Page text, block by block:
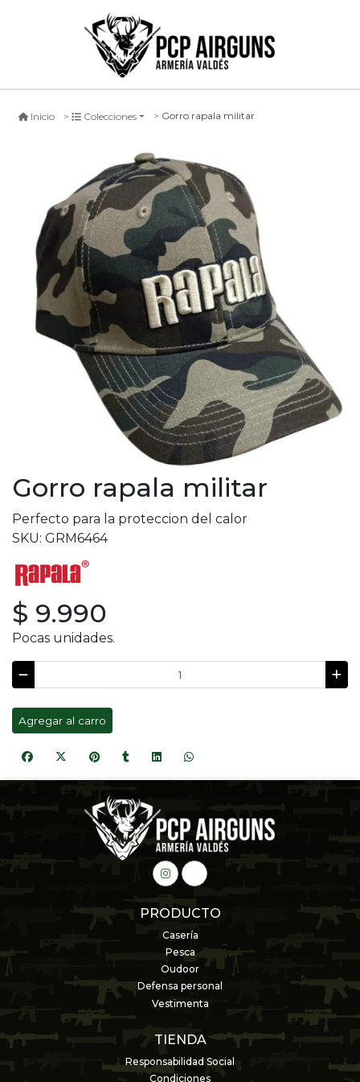
Inicio Colecciones Gorro rapala militar
Gorro rapala militar
Perfecto para la proteccion del calor
SKU: GRM6464
$ 9.990
Pocas unidades.
Agregar al carro
PRODUCTO
Casería
Pesca
Oudoor
Defensa personal
Vestimenta
TIENDA
Responsabilidad Social
Condiciones